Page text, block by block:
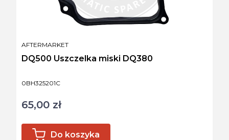
Kod produktu
0BH325201C
DQ500 Uszczelka miski DQ380
PRODUCENT
AFTERMARKET
Cena
65,00 zł
Do koszyka